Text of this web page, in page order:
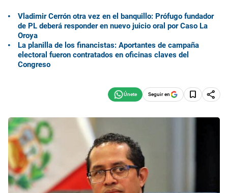
Vladimir Cerrón otra vez en el banquillo: Prófugo fundador
de PL deberá responder en nuevo juicio oral por Caso La
Oroya
La planilla de los financistas: Aportantes de campaña
electoral fueron contratados en oficinas claves del
Congreso
Seguir en